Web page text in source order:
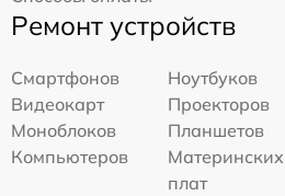
Ремонт устройств
Смартфонов
Ноутбуков
Видеокарт
Проекторов
Моноблоков
Планшетов
Компьютеров
Материнских
плат